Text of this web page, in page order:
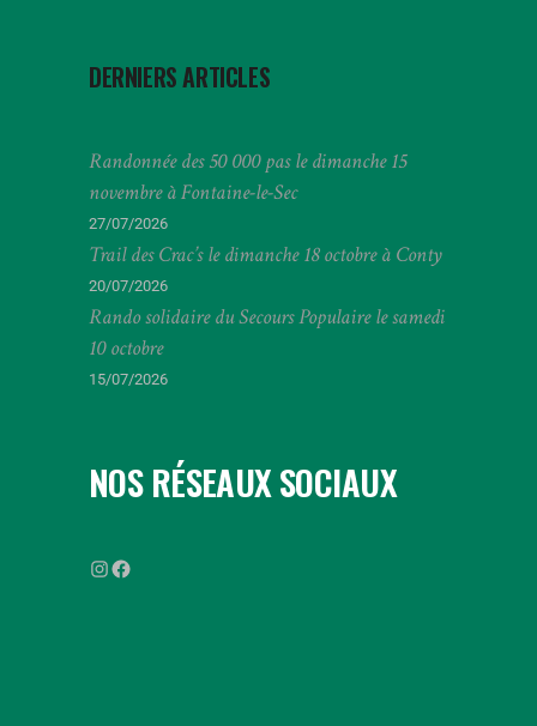
DERNIERS ARTICLES
Randonnée des 50 000 pas le dimanche 15
novembre à Fontaine-le-Sec
27/07/2026
Trail des Crac’s le dimanche 18 octobre à Conty
20/07/2026
Rando solidaire du Secours Populaire le samedi
10 octobre
15/07/2026
NOS RÉSEAUX SOCIAUX
ffrandonneesomme
FFRandonnée